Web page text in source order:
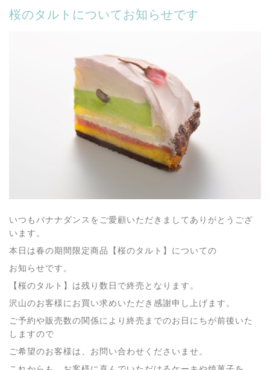
桜のタルトについてお知らせです
いつもバナナダンスをご愛顧いただきましてありがとうござ
います。
本日は春の期間限定商品【桜のタルト】についての
お知らせです。
【桜のタルト】は残り数日で終売となります。
沢山のお客様にお買い求めいただき感謝申し上げます。
ご予約や販売数の関係により終売までのお日にちが前後いた
しますので
ご希望のお客様は、お問い合わせくださいませ。